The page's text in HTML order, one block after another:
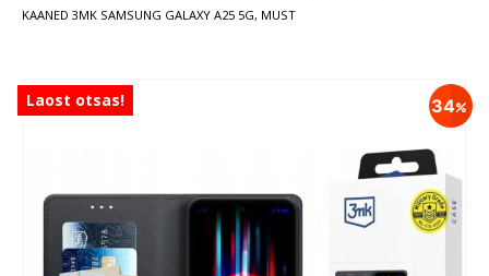
KAANED 3MK SAMSUNG GALAXY A25 5G, MUST
34
Laost otsas!